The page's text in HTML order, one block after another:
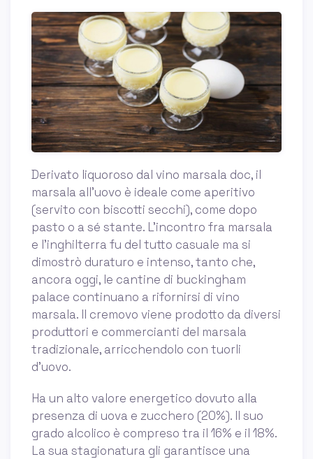
Derivato liquoroso dal vino marsala doc, il
marsala all’uovo è ideale come aperitivo
(servito con biscotti secchi), come dopo
pasto o a sé stante. L'incontro fra marsala
e l'inghilterra fu del tutto casuale ma si
dimostrò duraturo e intenso, tanto che,
ancora oggi, le cantine di buckingham
palace continuano a rifornirsi di vino
marsala. Il cremovo viene prodotto da diversi
produttori e commercianti del marsala
tradizionale, arricchendolo con tuorli
d'uovo.
Ha un alto valore energetico dovuto alla
presenza di uova e zucchero (20%). Il suo
grado alcolico è compreso tra il 16% e il 18%.
La sua stagionatura gli garantisce una